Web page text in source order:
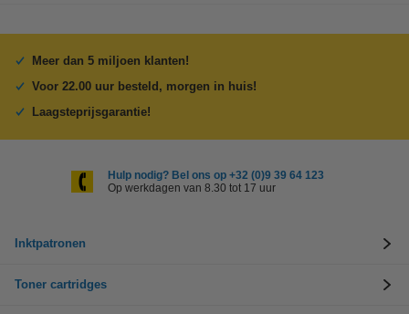
Meer dan 5 miljoen klanten!
Voor 22.00 uur besteld, morgen in huis!
Laagsteprijsgarantie!
Hulp nodig? Bel ons op +32 (0)9 39 64 123
Op werkdagen van 8.30 tot 17 uur
Inktpatronen
Toner cartridges